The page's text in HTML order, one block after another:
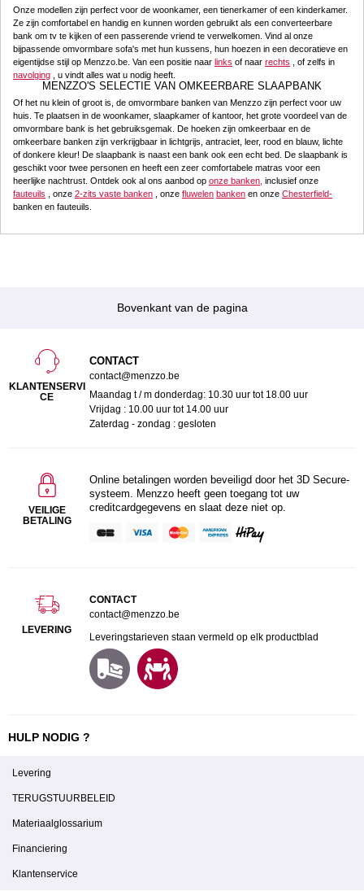
Onze modellen zijn perfect voor de woonkamer, een tienerkamer of een kinderkamer.
Ze zijn comfortabel en handig en kunnen worden gebruikt als een converteerbare
bank om tv te kijken of een passerende vriend te verwelkomen. Vind al onze
bijpassende omvormbare sofa's met hun kussens, hun hoezen in een decoratieve en
eigentijdse stijl op Menzzo.be. Van een positie naar links of naar rechts , of zelfs in
navolging , u vindt alles wat u nodig heeft.
MENZZO'S SELECTIE VAN OMKEERBARE SLAAPBANK
Of het nu klein of groot is, de omvormbare banken van Menzzo zijn perfect voor uw
huis. Te plaatsen in de woonkamer, slaapkamer of kantoor, het grote voordeel van de
omvormbare bank is het gebruiksgemak. De hoeken zijn omkeerbaar en de
omkeerbare banken zijn verkrijgbaar in lichtgrijs, antraciet, leer, rood en blauw, lichte
of donkere kleur! De slaapbank is naast een bank ook een echt bed. De slaapbank is
geschikt voor twee personen en heeft een zeer comfortabele matras voor een
heerlijke nachtrust. Ontdek ook al ons aanbod op onze banken, inclusief onze
fauteuils , onze 2-zits vaste banken , onze fluwelen banken en onze Chesterfield-
banken en fauteuils.
Bovenkant van de pagina
KLANTENSERVI
CE
CONTACT
contact@menzzo.be
Maandag t / m donderdag: 10.30 uur tot 18.00 uur
Vrijdag : 10.00 uur tot 14.00 uur
Zaterdag - zondag : gesloten
VEILIGE
BETALING
Online betalingen worden beveiligd door het 3D Secure-
systeem. Menzzo heeft geen toegang tot uw
creditcardgegevens en slaat deze niet op.
LEVERING
CONTACT
contact@menzzo.be
Leveringstarieven staan vermeld op elk productblad
HULP NODIG ?
Levering
TERUGSTUURBELEID
Materiaalglossarium
Financiering
Klantenservice